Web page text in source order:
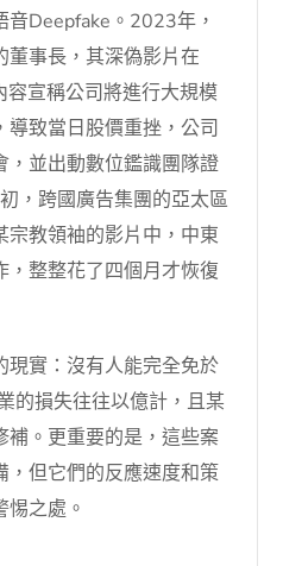
Deepfake。2023年，
董事長，其深偽影片在
宣稱公司將進行大規模
導致當日股價重挫，公司
，並出動數位鑑識團隊證
，跨國廣告集團的亞太區
教領袖的影片中，中東
，整整花了四個月才恢復
現實：沒有人能完全免於
的損失往往以億計，且某
補。更重要的是，這些案
，但它們的反應速度和策
之處。